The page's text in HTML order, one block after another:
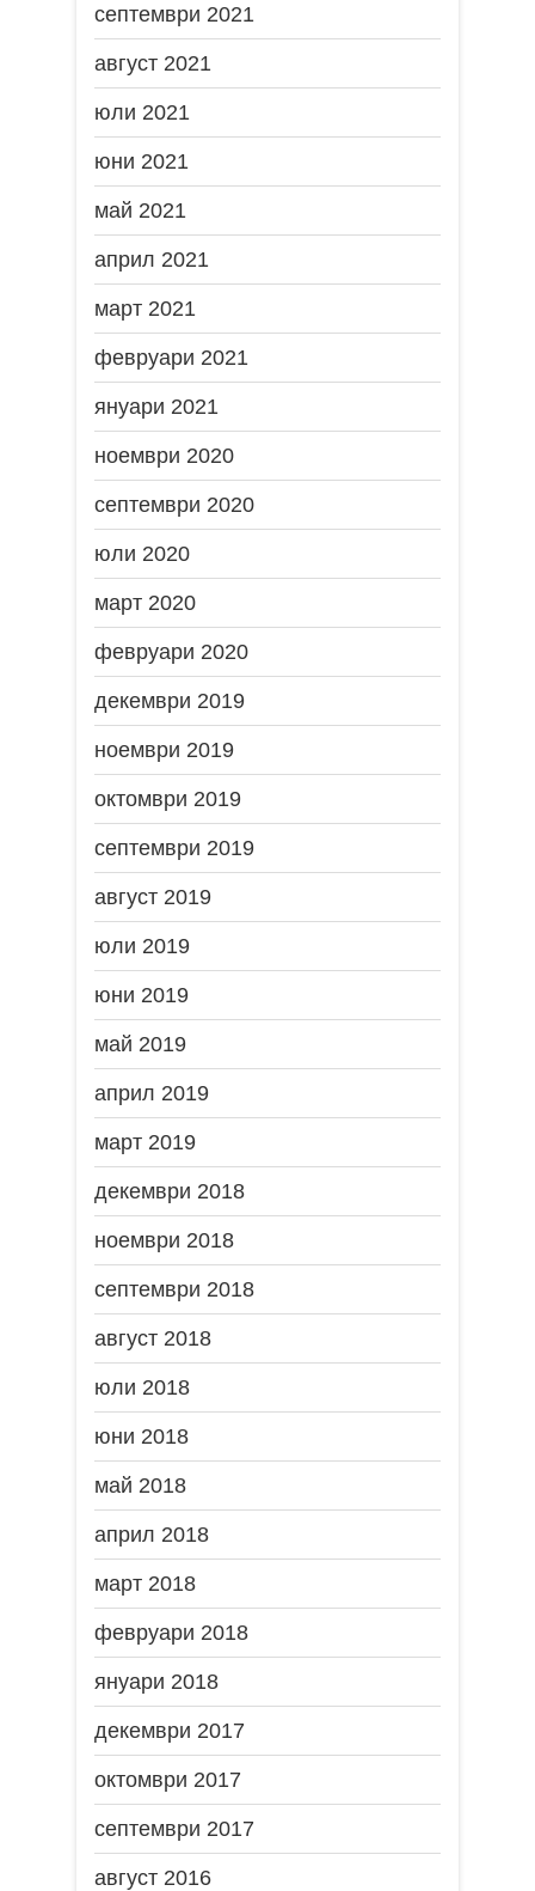
септември 2021
август 2021
юли 2021
юни 2021
май 2021
април 2021
март 2021
февруари 2021
януари 2021
ноември 2020
септември 2020
юли 2020
март 2020
февруари 2020
декември 2019
ноември 2019
октомври 2019
септември 2019
август 2019
юли 2019
юни 2019
май 2019
април 2019
март 2019
декември 2018
ноември 2018
септември 2018
август 2018
юли 2018
юни 2018
май 2018
април 2018
март 2018
февруари 2018
януари 2018
декември 2017
октомври 2017
септември 2017
август 2016